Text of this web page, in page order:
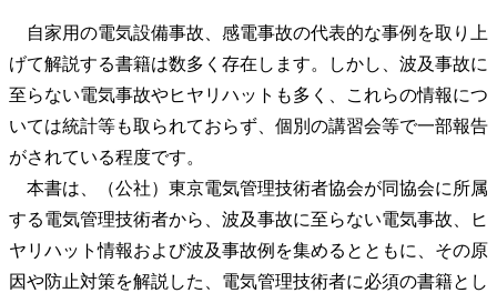
自家用の電気設備事故、感電事故の代表的な事例を取り上
げて解説する書籍は数多く存在します。しかし、波及事故に
至らない電気事故やヒヤリハットも多く、これらの情報につ
いては統計等も取られておらず、個別の講習会等で一部報告
がされている程度です。
本書は、（公社）東京電気管理技術者協会が同協会に所属
する電気管理技術者から、波及事故に至らない電気事故、ヒ
ヤリハット情報および波及事故例を集めるとともに、その原
因や防止対策を解説した、電気管理技術者に必須の書籍とし